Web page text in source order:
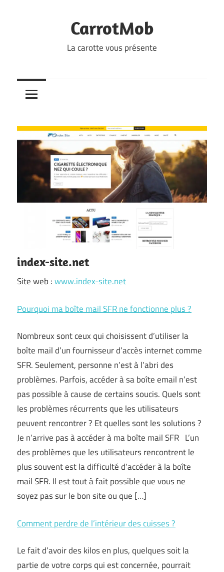
CarrotMob
La carotte vous présente
index-site.net
Site web :www.index-site.net
Pourquoi ma boîte mail SFR ne fonctionne plus ?
Nombreux sont ceux qui choisissent d’utiliser la
boîte mail d’un fournisseur d’accès internet comme
SFR. Seulement, personne n’est à l’abri des
problèmes. Parfois, accéder à sa boîte email n’est
pas possible à cause de certains soucis. Quels sont
les problèmes récurrents que les utilisateurs
peuvent rencontrer ? Et quelles sont les solutions ?
Je n’arrive pas à accéder à ma boîte mail SFR L’un
des problèmes que les utilisateurs rencontrent le
plus souvent est la difficulté d’accéder à la boîte
mail SFR. Il est tout à fait possible que vous ne
soyez pas sur le bon site ou que […]
Comment perdre de l’intérieur des cuisses ?
Le fait d’avoir des kilos en plus, quelques soit la
partie de votre corps qui est concernée, pourrait